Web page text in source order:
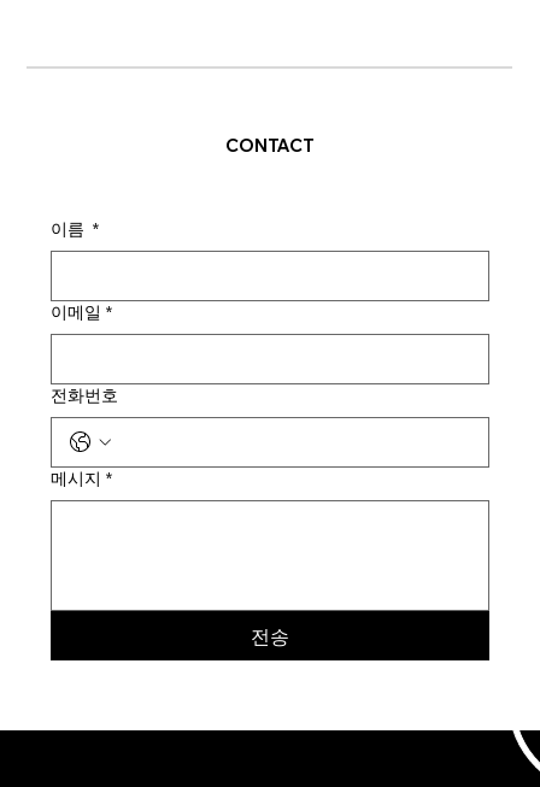
CONTACT
이름 *
이메일 *
전화번호
메시지 *
전송